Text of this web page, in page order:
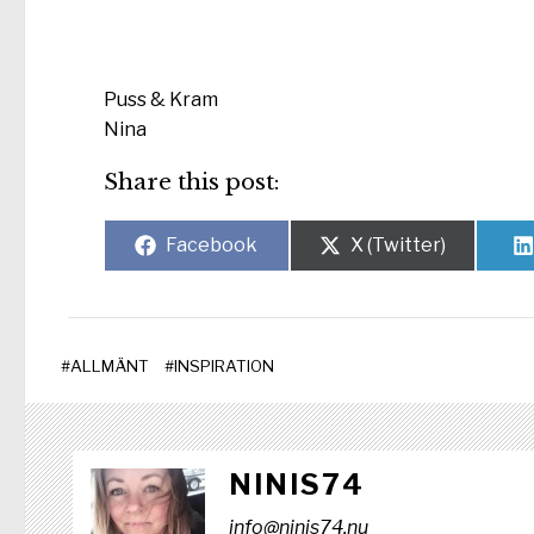
Puss & Kram
Nina
Share this post:
Dela
Facebook
Dela
X (Twitter)
#ALLMÄNT #INSPIRATION
NINIS74
info@ninis74.nu